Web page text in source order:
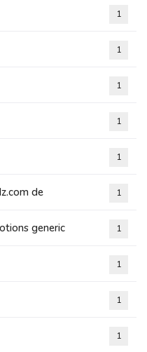
1
1
1
1
1
de 1
generic 1
1
1
1